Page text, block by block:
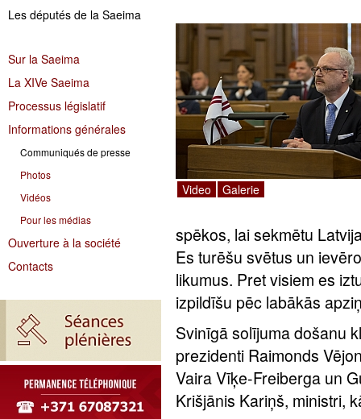
Les députés de la Saeima
Sur la Saeima
La XIVe Saeima
Processus législatif
Informations générales
Communiqués de presse
Photos
Vidéos
Pour les médias
Ouverture à la société
Contacts
Video Galerie
spēkos, lai sekmētu
Es turēšu svētus un
likumus. Pret visiem es
izpildīšu pēc labākās
Svinīgā solījuma došanu
prezidenti Raimonds
Vaira Vīķe-Freiberga un
Krišjānis Kariņš, ministri,